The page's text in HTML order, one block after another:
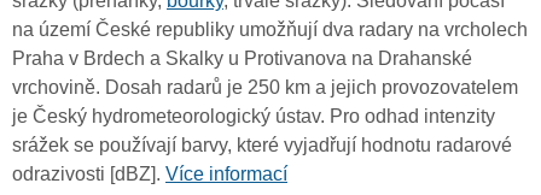
na území České republiky umožňují dva radary na vrcholech
Praha v Brdech a Skalky u Protivanova na Drahanské
vrchovině. Dosah radarů je 250 km a jejich provozovatelem
je Český hydrometeorologický ústav. Pro odhad intenzity
srážek se používají barvy, které vyjadřují hodnotu radarové
odrazivosti [dBZ]. Více informací